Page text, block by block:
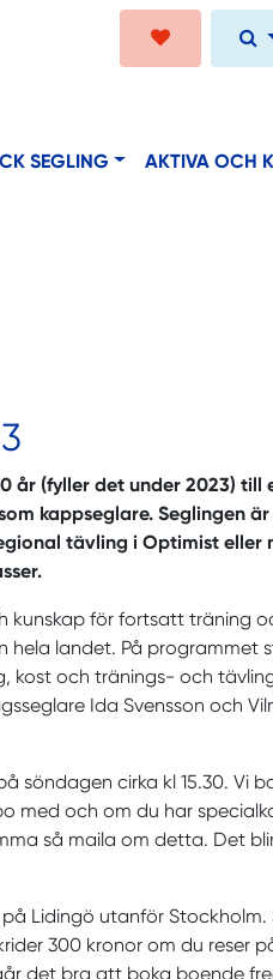
SEGLING AKTIVA OCH
år (fyller det under 2023) till
kappseglare. Seglingen
tävling i Optimist eller
kunskap för fortsatt träning
landet. På programmet
kost och tränings- och
Ida Svensson och
söndagen cirka kl 15.30. Vi
med och om du har
så maila om detta. Det
Lidingö utanför Stockholm.
300 kronor om du reser
det bra att boka boende